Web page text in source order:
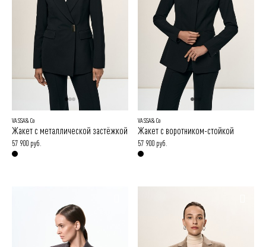
VASSA&Co
Жакет с металлической застёжкой
57 900 руб.
VASSA&Co
Жакет с воротником-стойкой
57 900 руб.